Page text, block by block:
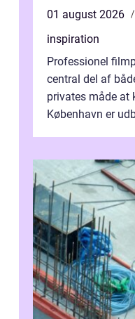
01 august 2026
inspiration
Professionel
central del af
privates måde at
København er